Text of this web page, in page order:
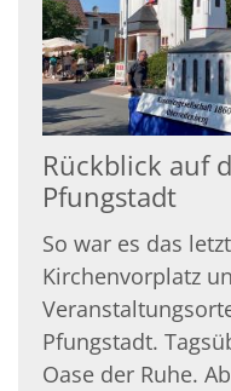
Rückblick auf
Pfungstadt
So war es das
Kirchenvorplatz
Pfungstadt.
Oase der Ruhe.